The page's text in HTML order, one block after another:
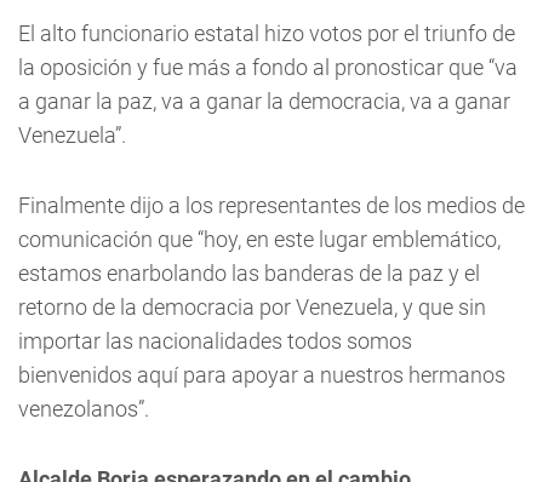
El alto funcionario estatal hizo votos por el triunfo de
la oposición y fue más a fondo al pronosticar que “va
a ganar la paz, va a ganar la democracia, va a ganar
Venezuela”.
Finalmente dijo a los representantes de los medios de
comunicación que “hoy, en este lugar emblemático,
estamos enarbolando las banderas de la paz y el
retorno de la democracia por Venezuela, y que sin
importar las nacionalidades todos somos
bienvenidos aquí para apoyar a nuestros hermanos
venezolanos”.